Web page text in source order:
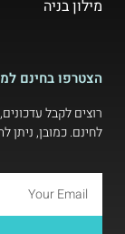
מילון בניה
הצטרפו בחינם
רוצים לקבל
לחינם. כמובן,